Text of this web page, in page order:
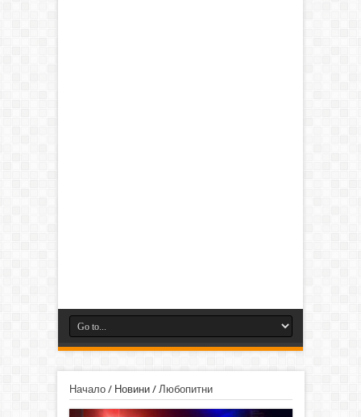
Начало/ Новини/ Любопитни